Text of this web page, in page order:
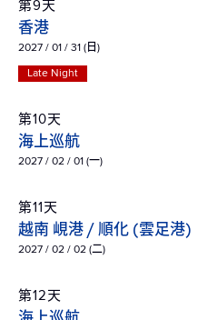
第9天
香港
2027 / 01 / 31 (日)
Late Night
第10天
海上巡航
2027 / 02 / 01 (一)
第11天
越南 峴港 / 順化 (雲足港)
2027 / 02 / 02 (二)
第12天